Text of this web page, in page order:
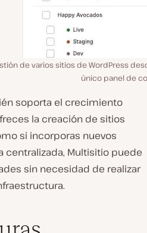
de varios sitios de WordPress
único panel de
soporta el crecimiento
la creación de sitios
si incorporas nuevos
centralizada, Multisitio puede
sin necesidad de realizar